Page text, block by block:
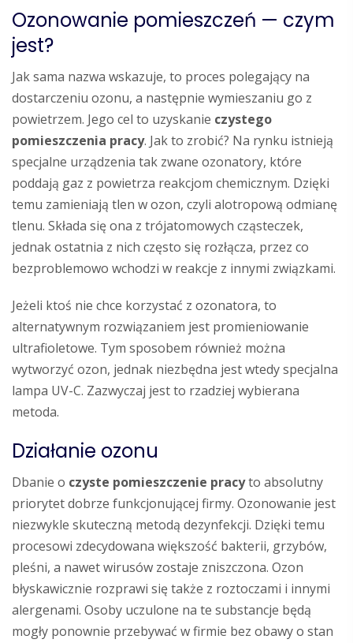
Ozonowanie pomieszczeń — czym
jest?
Jak sama nazwa wskazuje, to proces polegający na
dostarczeniu ozonu, a następnie wymieszaniu go z
powietrzem. Jego cel to uzyskanie czystego
pomieszczenia pracy. Jak to zrobić? Na rynku istnieją
specjalne urządzenia tak zwane ozonatory, które
poddają gaz z powietrza reakcjom chemicznym. Dzięki
temu zamieniają tlen w ozon, czyli alotropową odmianę
tlenu. Składa się ona z trójatomowych cząsteczek,
jednak ostatnia z nich często się rozłącza, przez co
bezproblemowo wchodzi w reakcje z innymi związkami.
Jeżeli ktoś nie chce korzystać z ozonatora, to
alternatywnym rozwiązaniem jest promieniowanie
ultrafioletowe. Tym sposobem również można
wytworzyć ozon, jednak niezbędna jest wtedy specjalna
lampa UV-C. Zazwyczaj jest to rzadziej wybierana
metoda.
Działanie ozonu
Dbanie o czyste pomieszczenie pracyto absolutny
priorytet dobrze funkcjonującej firmy. Ozonowanie jest
niezwykle skuteczną metodą dezynfekcji. Dzięki temu
procesowi zdecydowana większość bakterii, grzybów,
pleśni, a nawet wirusów zostaje zniszczona. Ozon
błyskawicznie rozprawi się także z roztoczami i innymi
alergenami. Osoby uczulone na te substancje będą
mogły ponownie przebywać w firmie bez obawy o stan